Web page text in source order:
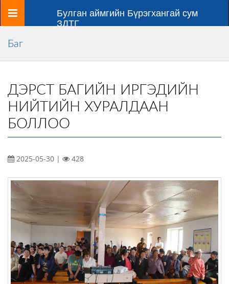
Цэс
Булган аймгийн Бүрэгхангай сум
ЗДТГ
Баг
ДЭРСТ БАГИЙН ИРГЭДИЙН
НИЙТИЙН ХУРАЛДААН
БОЛЛОО
2025-05-30 | 428